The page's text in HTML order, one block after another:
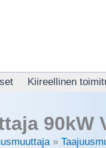
Kiireellinen
90kW
»